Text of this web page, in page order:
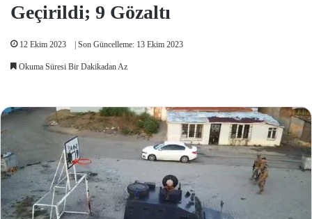
Geçirildi; 9 Gözaltı
12 Ekim 2023 | Son Güncelleme: 13 Ekim 2023
Okuma Süresi Bir Dakikadan Az